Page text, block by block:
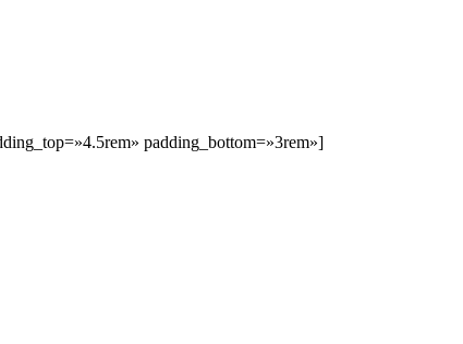
padding_bottom=»3rem»]